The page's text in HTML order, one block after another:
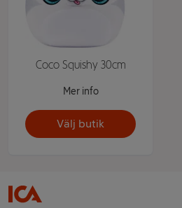
Coco Squishy 30cm
Mer info
Välj butik